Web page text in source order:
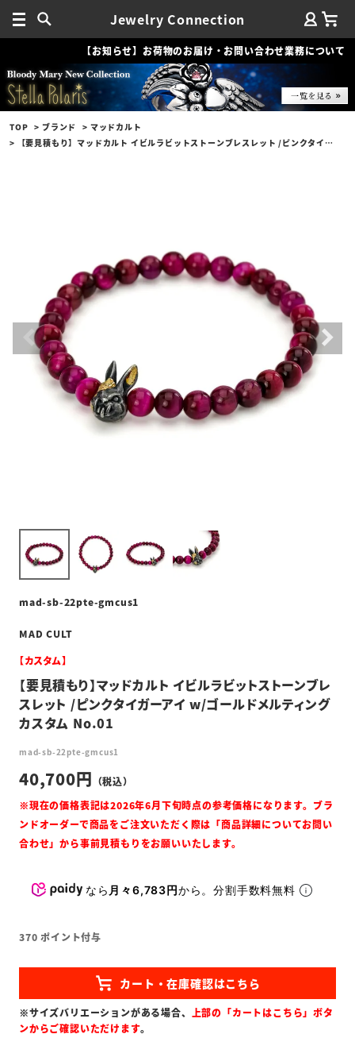
Jewelry Connection
【お知らせ】お荷物のお届け・お問い合わせ業務について
TOP ブランド
マッドカルト
【要見積もり】マッドカルト イビルラビットストーンブレスレット /ピンクタイガーアイ w/ゴールドメルティングカスタム No.01
mad-sb-22pte-gmcus1
MAD CULT
【カスタム】
【要見積もり】マッドカルト イビルラビットストーンブレ
スレット /ピンクタイガーアイ w/ゴールドメルティング
カスタム No.01
mad-sb-22pte-gmcus1
40,700
なら 月々6,783円から。分割手数料無料
370 ポイント付与
※サイズバリエーションがある場合、 上部の「カートはこちら」ボタ
ンからご確認いただけます。